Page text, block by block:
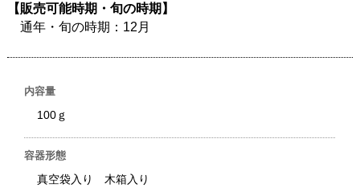
【販売可能時期・旬の時期】
通年・旬の時期：12月
内容量
100ｇ
容器形態
真空袋入り 木箱入り